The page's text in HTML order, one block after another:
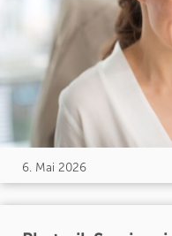
6. Mai 2026